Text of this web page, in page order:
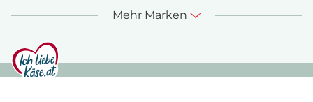
Mehr Marken